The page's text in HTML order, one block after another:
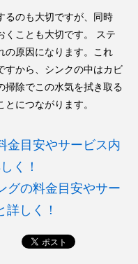
るのも大切ですが、同時
くことも大切です。 ステ
の原因になります。これ
すから、シンクの中はカビ
掃除でこの水気を拭き取る
につながります。
金目安やサービス内
く！
グの料金目安やサー
詳しく！